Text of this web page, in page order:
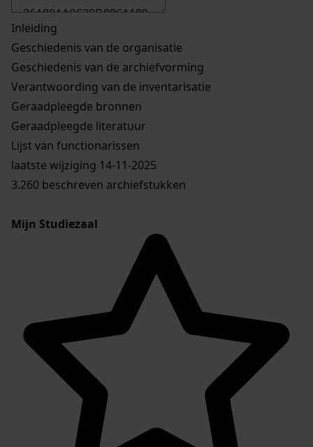
Inleiding
Geschiedenis van de organisatie
Geschiedenis van de archiefvorming
Verantwoording van de inventarisatie
Geraadpleegde bronnen
Geraadpleegde literatuur
Lijst van functionarissen
laatste wijziging 14-11-2025
3.260 beschreven archiefstukken
Mijn Studiezaal